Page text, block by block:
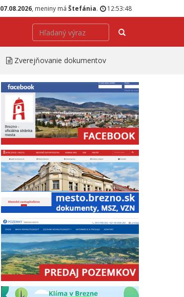
07.08.2026 , meniny má Štefánia. 12:53:49
Hľadať
Zverejňovanie dokumentov